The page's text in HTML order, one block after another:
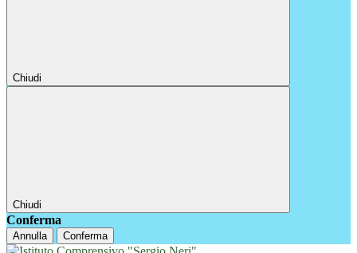
Chiudi
Chiudi
Conferma
Annulla Conferma